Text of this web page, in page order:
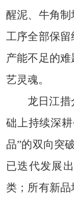
醒泥、牛角
工序全部保
产能不足的
艺灵魂。
龙日江
础上持续深
品”的双向突
已迭代发展
类；所有新